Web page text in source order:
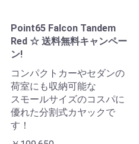
Point65 Falcon Tandem
Red ☆ 送料無料キャンペー
ン!
コンパクトカーやセダンの
荷室にも収納可能な
スモールサイズのコスパに
優れた分割式カヤックで
す！